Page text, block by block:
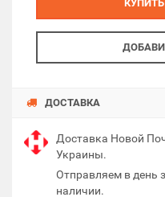
ДОСТАВКА
Доставка Новой
Украины.
Отправляем в день
наличии.